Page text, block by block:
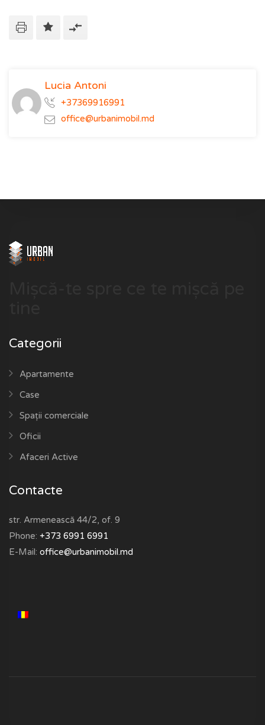
Lucia Antoni
+37369916991
office@urbanimobil.md
Categorii
Apartamente
Case
Spații comerciale
Oficii
Afaceri Active
Contacte
str. Armenească 44/2, of. 9
Phone: +373 6991 6991
E-Mail: office@urbanimobil.md